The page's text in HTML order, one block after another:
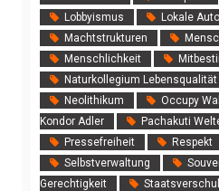
Lobbyismus
Lokale
Machtstrukturen
Menschlichkeit
Naturkollegium Lebensqualität
Neolithikum
Occupy
Kondor Adler
Pachakuti
Pressefreiheit
Respekt
Selbstverwaltung
Gerechtigkeit